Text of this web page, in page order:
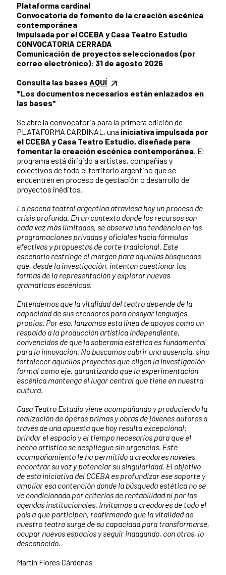
Plataforma cardinal
Convocatoria de fomento de la creación escénica
contemporánea
Impulsada por el CCEBA y Casa Teatro Estudio
CONVOCATORIA CERRADA
Comunicación de proyectos seleccionados (por
correo electrónico): 31 de agosto 2026
Consulta las bases AQUÍ
*Los documentos necesarios están enlazados en
las bases*
Se abre la convocatoria para la primera edición de
PLATAFORMA CARDINAL, una iniciativa impulsada por
el CCEBA y Casa Teatro Estudio, diseñada para
fomentar la creación escénica contemporánea. El
programa está dirigido a artistas, compañías y
colectivos de todo el territorio argentino que se
encuentren en proceso de gestación o desarrollo de
proyectos inéditos.
La escena teatral argentina atraviesa hoy un proceso de
crisis profunda. En un contexto donde los recursos son
cada vez más limitados, se observa una tendencia en las
programaciones privadas y oficiales hacia fórmulas
efectivas y propuestas de corte tradicional. Este
escenario restringe el margen para aquellas búsquedas
que, desde la investigación, intentan cuestionar las
formas de la representación y explorar nuevas
gramáticas escénicas.
Entendemos que la vitalidad del teatro depende de la
capacidad de sus creadores para ensayar lenguajes
propios. Por eso, lanzamos esta línea de apoyos como un
respaldo a la producción artística independiente,
convencidos de que la soberanía estética es fundamental
para la innovación. No buscamos cubrir una ausencia, sino
fortalecer aquellos proyectos que eligen la investigación
formal como eje, garantizando que la experimentación
escénica mantenga el lugar central que tiene en nuestra
cultura.
Casa Teatro Estudio viene acompañando y produciendo la
realización de óperas primas y obras de jóvenes autores a
través de una apuesta que hoy resulta excepcional:
brindar el espacio y el tiempo necesarios para que el
hecho artístico se despliegue sin urgencias. Este
acompañamiento le ha permitido a creadores noveles
encontrar su voz y potenciar su singularidad. El objetivo
de esta iniciativa del CCEBA es profundizar ese soporte y
ampliar esa contención donde la búsqueda estética no se
ve condicionada por criterios de rentabilidad ni por las
agendas institucionales. Invitamos a creadores de todo el
país a que participen, reafirmando que la vitalidad de
nuestro teatro surge de su capacidad para transformarse,
ocupar nuevos espacios y seguir indagando, con otros, lo
desconocido.
Martín Flores Cárdenas